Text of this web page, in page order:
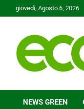
to
giovedì, Agosto 6, 2026
Ecoo.it
NEWS GREEN